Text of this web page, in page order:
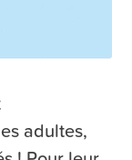
adultes,